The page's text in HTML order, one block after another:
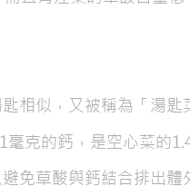
相似，又被稱為「湯匙
克的鈣，是空心菜的
免草酸與鈣結合排出體